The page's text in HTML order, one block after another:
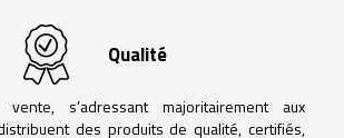
Qualité
s’adressant majoritairement aux
des produits de qualité, certifiés,